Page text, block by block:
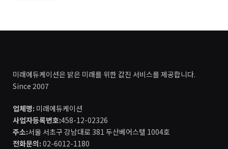
미래에듀케이션은 밝은 미래를 위한 값진 서비스를 제공합니다.
Since 2007
업체명: 미래에듀케이션
사업자등록번호:458-12-02326
주소:서울 서초구 강남대로 381 두산베어스텔 1004호
전화문의: 02-6012-1180